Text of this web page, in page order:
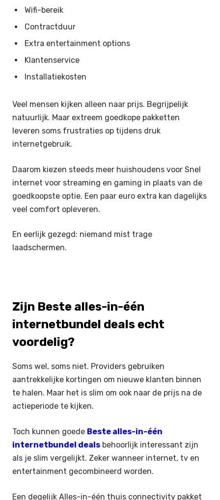
Wifi-bereik
Contractduur
Extra entertainment options
Klantenservice
Installatiekosten
Veel mensen kijken alleen naar prijs. Begrijpelijk
natuurlijk. Maar extreem goedkope pakketten
leveren soms frustraties op tijdens druk
internetgebruik.
Daarom kiezen steeds meer huishoudens voor Snel
internet voor streaming en gaming in plaats van de
goedkoopste optie. Een paar euro extra kan dagelijks
veel comfort opleveren.
En eerlijk gezegd: niemand mist trage
laadschermen.
Zijn Beste alles-in-één
internetbundel deals echt
voordelig?
Soms wel, soms niet. Providers gebruiken
aantrekkelijke kortingen om nieuwe klanten binnen
te halen. Maar het is slim om ook naar de prijs na de
actieperiode te kijken.
Toch kunnen goede Beste alles-in-één
internetbundel deals behoorlijk interessant zijn
als je slim vergelijkt. Zeker wanneer internet, tv en
entertainment gecombineerd worden.
Een degelijk Alles-in-één thuis connectivity pakket